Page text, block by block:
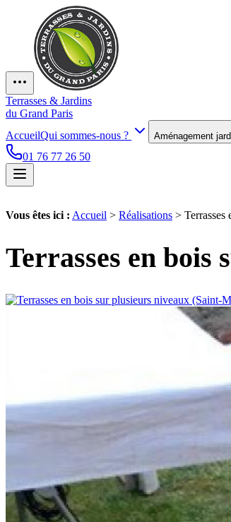
Terrasses & Jardins
du Grand Paris
AccueilQui sommes-nous ? Aménagement
01 76 77 26 50
Vous êtes ici : Accueil > Réalisations > Terrasses
Terrasses en bois